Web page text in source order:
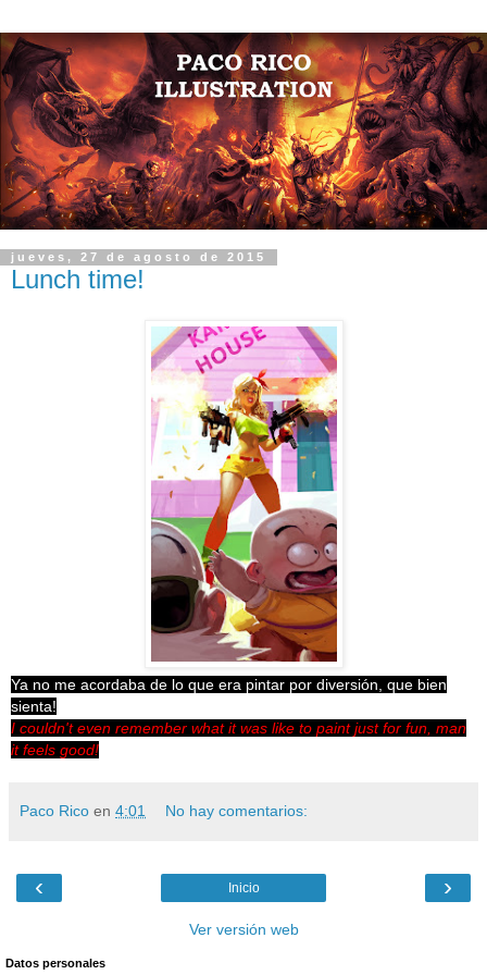
jueves, 27 de agosto de 2015
Lunch time!
Ya no me acordaba de lo que era pintar por diversión, que bien
sienta!
I couldn't even remember what it was like to paint just for fun, man
it feels good!
Paco Rico en 4:01 No hay comentarios:
‹ ›
Inicio
Ver versión web
Datos personales